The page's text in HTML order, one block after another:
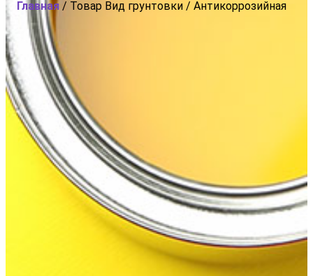
Главная / Товар Вид грунтовки / Антикоррозийная